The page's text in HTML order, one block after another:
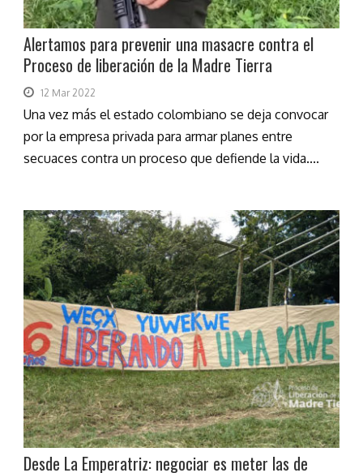
Alertamos para prevenir una masacre contra el
Proceso de liberación de la Madre Tierra
12 Mar 2022
Una vez más el estado colombiano se deja convocar
por la empresa privada para armar planes entre
secuaces contra un proceso que defiende la vida....
Desde La Emperatriz: negociar es meter las de